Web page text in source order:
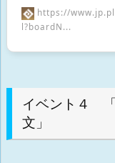
https://
l?boardN...
イベント４
文」